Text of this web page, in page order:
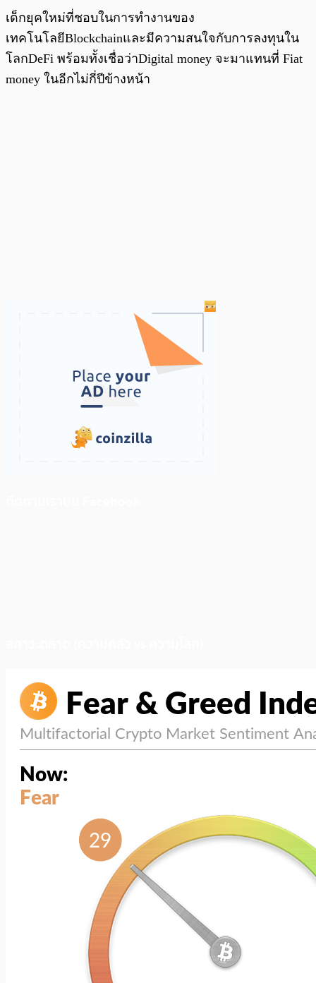
เด็กยุคใหม่ที่ชอบในการทำงานของ
เทคโนโลยีBlockchainและมีความสนใจกับการลงทุนใน
โลกDeFi พร้อมทั้งเชื่อว่าDigital money จะมาแทนที่ Fiat
money ในอีกไม่กี่ปีข้างหน้า